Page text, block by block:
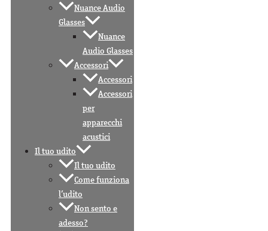
Nuance Audio
Glasses
Nuance
Audio Glasses
Accessori
Accessori
Accessori
per
apparecchi
acustici
Il tuo udito
Il tuo udito
Come funziona
l’udito
Non sento e
adesso?